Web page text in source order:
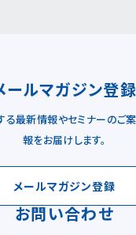
ールマガジン登録
る最新情報やセミナーのご
報をお届けします。
メールマガジン登録
お問い合わせ